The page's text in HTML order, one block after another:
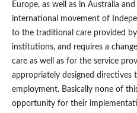
Europe, as well as in Australia
international movement of
to the traditional care provided by
institutions, and requires a
care as well as for the service
appropriately designed directives
employment. Basically none of
opportunity for their